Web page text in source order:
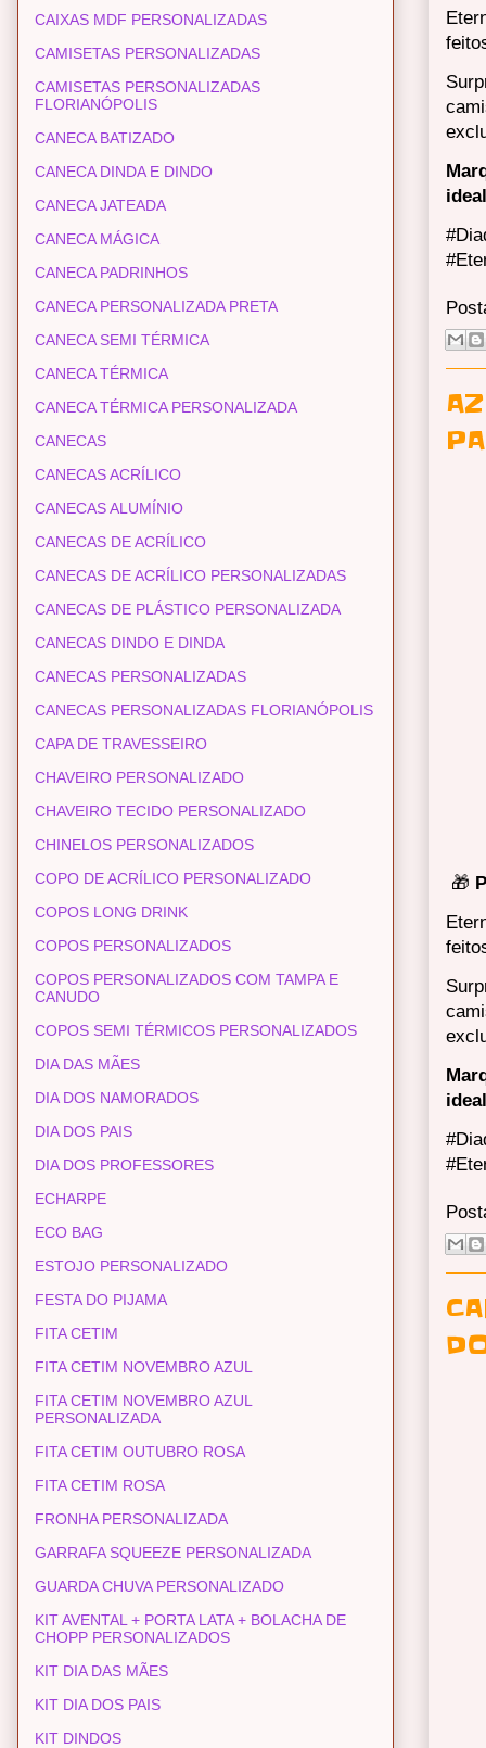
🎁
CAIXAS MDF PERSONALIZADAS
CAMISETAS PERSONALIZADAS
CAMISETAS PERSONALIZADAS
FLORIANÓPOLIS
CANECA BATIZADO
CANECA DINDA E DINDO
CANECA JATEADA
CANECA MÁGICA
CANECA PADRINHOS
CANECA PERSONALIZADA PRETA
CANECA SEMI TÉRMICA
CANECA TÉRMICA
CANECA TÉRMICA PERSONALIZADA
CANECAS
CANECAS ACRÍLICO
CANECAS ALUMÍNIO
CANECAS DE ACRÍLICO
CANECAS DE ACRÍLICO PERSONALIZADAS
CANECAS DE PLÁSTICO PERSONALIZADA
CANECAS DINDO E DINDA
CANECAS PERSONALIZADAS
CANECAS PERSONALIZADAS FLORIANÓPOLIS
CAPA DE TRAVESSEIRO
CHAVEIRO PERSONALIZADO
CHAVEIRO TECIDO PERSONALIZADO
CHINELOS PERSONALIZADOS
COPO DE ACRÍLICO PERSONALIZADO
COPOS LONG DRINK
COPOS PERSONALIZADOS
COPOS PERSONALIZADOS COM TAMPA E
CANUDO
COPOS SEMI TÉRMICOS PERSONALIZADOS
DIA DAS MÃES
DIA DOS NAMORADOS
DIA DOS PAIS
DIA DOS PROFESSORES
ECHARPE
ECO BAG
ESTOJO PERSONALIZADO
FESTA DO PIJAMA
FITA CETIM
FITA CETIM NOVEMBRO AZUL
FITA CETIM NOVEMBRO AZUL
PERSONALIZADA
FITA CETIM OUTUBRO ROSA
FITA CETIM ROSA
FRONHA PERSONALIZADA
GARRAFA SQUEEZE PERSONALIZADA
GUARDA CHUVA PERSONALIZADO
KIT AVENTAL + PORTA LATA + BOLACHA DE
CHOPP PERSONALIZADOS
KIT DIA DAS MÃES
KIT DIA DOS PAIS
KIT DINDOS